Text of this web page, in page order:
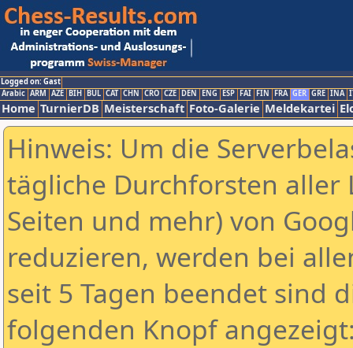
Logged on: Gast
Arabic ARM AZE BIH BUL CAT CHN CRO CZE DEN ENG ESP FAI FIN FRA GER GRE INA
Home TurnierDB Meisterschaft Foto-Galerie Meldekartei
Hinweis: Um die
tägliche Durchforsten aller
Seiten und mehr) von
reduzieren, werden bei
seit 5 Tagen beendet sind
folgenden Knopf